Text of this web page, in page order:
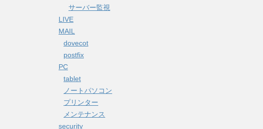
サーバー監視
LIVE
MAIL
dovecot
postfix
PC
tablet
ノートパソコン
プリンター
メンテナンス
security